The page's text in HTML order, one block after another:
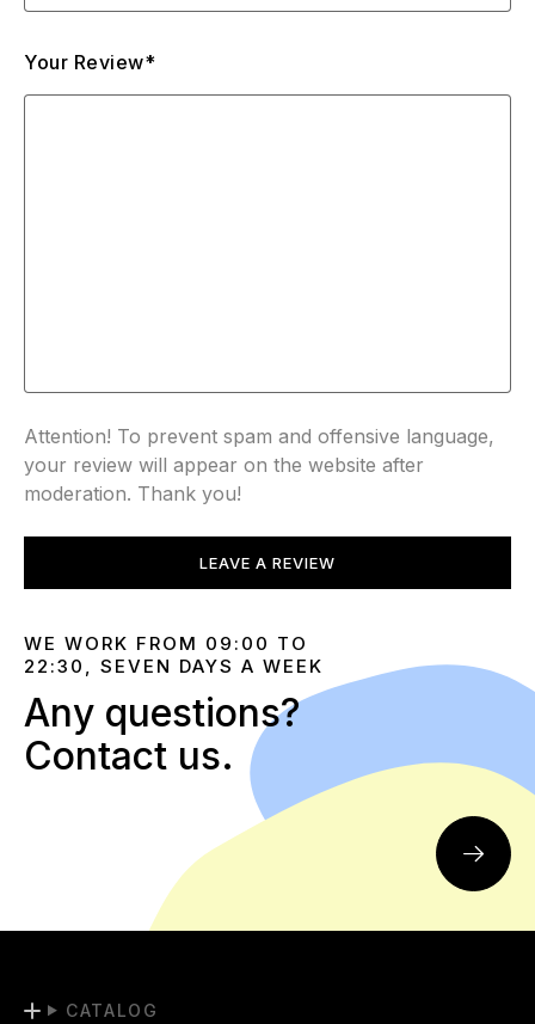
Your Review*
Attention! To prevent spam and offensive language,
your review will appear on the website after
moderation. Thank you!
LEAVE A REVIEW
WE WORK FROM 09:00 TO
22:30, SEVEN DAYS A WEEK
Any questions?
Contact us.
CATALOG